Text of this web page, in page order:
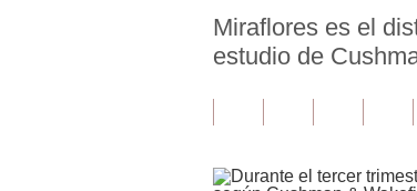
Miraflores es el
estudio de